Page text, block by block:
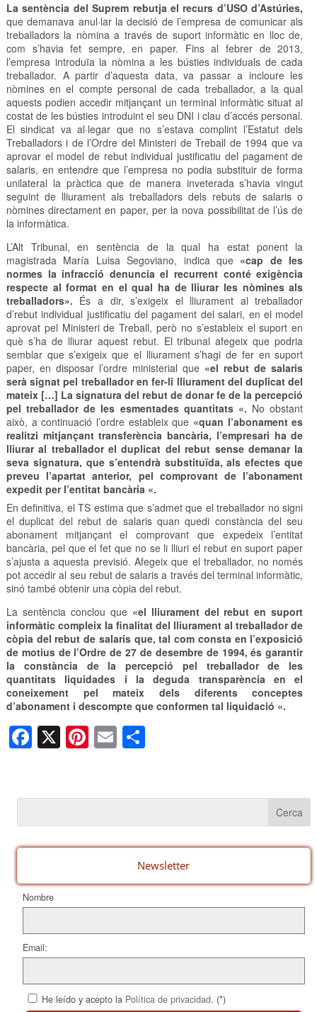
La sentència del Suprem rebutja el recurs d’USO d’Astúries,
que demanava anul·lar la decisió de l’empresa de comunicar als
treballadors la nòmina a través de suport informàtic en lloc de,
com s’havia fet sempre, en paper. Fins al febrer de 2013,
l’empresa introduïa la nòmina a les bústies individuals de cada
treballador. A partir d’aquesta data, va passar a incloure les
nòmines en el compte personal de cada treballador, a la qual
aquests podien accedir mitjançant un terminal informàtic situat al
costat de les bústies introduint el seu DNI i clau d’accés personal.
El sindicat va al·legar que no s’estava complint l’Estatut dels
Treballadors i de l’Ordre del Ministeri de Treball de 1994 que va
aprovar el model de rebut individual justificatiu del pagament de
salaris, en entendre que l’empresa no podia substituir de forma
unilateral la pràctica que de manera inveterada s’havia vingut
seguint de lliurament als treballadors dels rebuts de salaris o
nòmines directament en paper, per la nova possibilitat de l’ús de
la informàtica.
L’Alt Tribunal, en sentència de la qual ha estat ponent la
magistrada María Luisa Segoviano, indica que «cap de les
normes la infracció denuncia el recurrent conté exigència
respecte al format en el qual ha de lliurar les nòmines als
treballadors». És a dir, s’exigeix ​​el lliurament al treballador
d’rebut individual justificatiu del pagament del salari, en el model
aprovat pel Ministeri de Treball, però no s’estableix el suport en
què s’ha de lliurar aquest rebut. El tribunal afegeix que podria
semblar que s’exigeix que el lliurament s’hagi de fer en suport
paper, en disposar l’ordre ministerial que «el rebut de salaris
serà signat pel treballador en fer-li lliurament del duplicat del
mateix […] La signatura del rebut de donar fe de la percepció
pel treballador de les esmentades quantitats «. No obstant
això, a continuació l’ordre estableix que «quan l’abonament es
realitzi mitjançant transferència bancària, l’empresari ha de
lliurar al treballador el duplicat del rebut sense demanar la
seva signatura, que s’entendrà substituïda, als efectes que
preveu l’apartat anterior, pel comprovant de l’abonament
expedit per l’entitat bancària «.
En definitiva, el TS estima que s’admet que el treballador no signi
el duplicat del rebut de salaris quan quedi constància del seu
abonament mitjançant el comprovant que expedeix l’entitat
bancària, pel que el fet que no se li lliuri el rebut en suport paper
s’ajusta a aquesta previsió. Afegeix que el treballador, no només
pot accedir al seu rebut de salaris a través del terminal informàtic,
sinó també obtenir una còpia del rebut.
La sentència conclou que «el lliurament del rebut en suport
informàtic compleix la finalitat del lliurament al treballador de
còpia del rebut de salaris que, tal com consta en l’exposició
de motius de l’Ordre de 27 de desembre de 1994, és garantir
la constància de la percepció pel treballador de les
quantitats liquidades i la deguda transparència en el
coneixement pel mateix dels diferents conceptes
d’abonament i descompte que conformen tal liquidació «.
F
a
e
b
o
k
X Pi
nt
e
st
E
m
C
p
ar
te
ix
Newsletter
Nombre
Email:
He leído y acepto la Política de privacidad. (*)